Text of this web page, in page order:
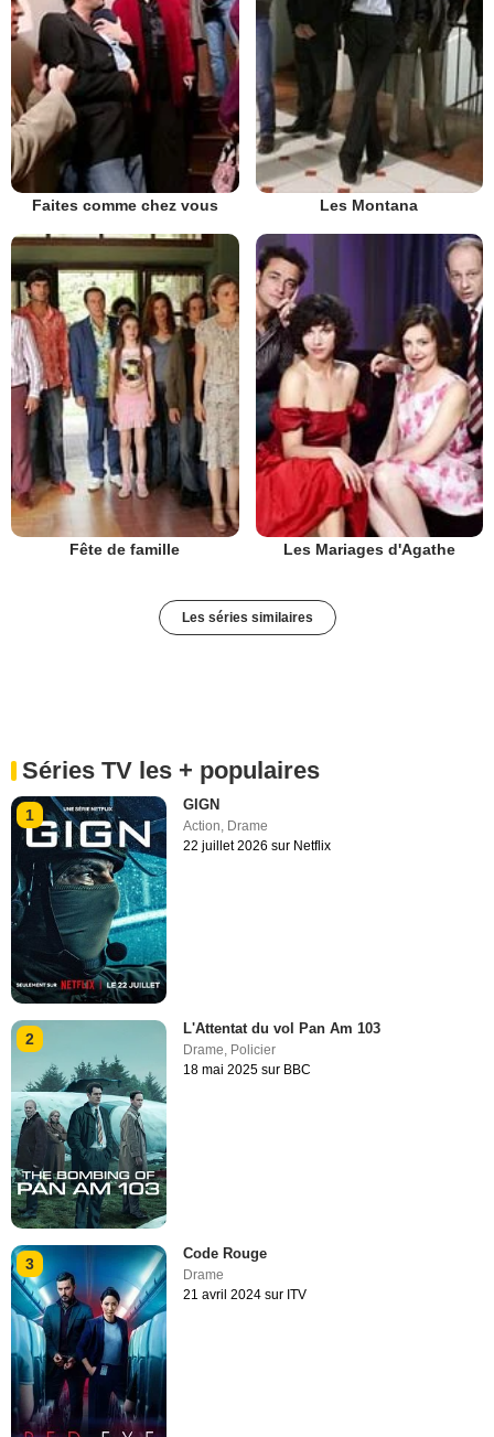
Faites comme chez vous Les Montana
Fête de famille Les Mariages d'Agathe
Les séries similaires
Séries TV les + populaires
1
GIGN
Action, Drame
22 juillet 2026 sur Netflix
2
L'Attentat du vol Pan Am 103
Drame, Policier
18 mai 2025 sur BBC
3
Code Rouge
Drame
21 avril 2024 sur ITV